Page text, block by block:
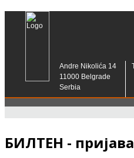
БИЛТЕН - пријава